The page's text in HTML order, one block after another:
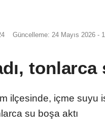
Güncelleme: 24 Mayıs 2026 -
tonlarca
ilçesinde, içme suyu
su boşa aktı